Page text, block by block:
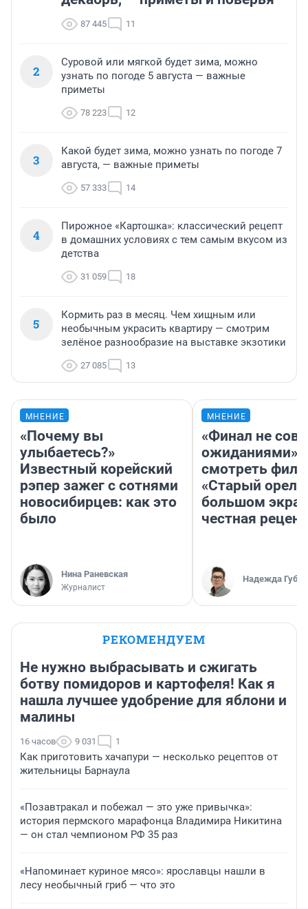
87 445 11
2
Суровой или мягкой будет зима, можно
узнать по погоде 5 августа — важные
приметы
78 223 12
3
Какой будет зима, можно узнать по погоде 7
августа, — важные приметы
57 333 14
4
Пирожное «Картошка»: классический рецепт
в домашних условиях с тем самым вкусом из
детства
31 059 18
5
Кормить раз в месяц. Чем хищным или
необычным украсить квартиру — смотрим
зелёное разнообразие на выставке экзотики
27 085 13
МНЕНИЕ
«Почему вы
улыбаетесь?»
Известный корейский
рэпер зажег с сотнями
новосибирцев: как это
было
Нина Раневская
Журналист
МНЕНИЕ
«Финал не
ожиданиями»:
смотреть
«Старый орел»
большом
честная
Надежда
РЕКОМЕНДУЕМ
Не нужно выбрасывать и сжигать
ботву помидоров и картофеля! Как я
нашла лучшее удобрение для яблони и
малины
16 часов 9 031 1
Как приготовить хачапури — несколько рецептов от
жительницы Барнаула
«Позавтракал и побежал — это уже привычка»:
история пермского марафонца Владимира Никитина
— он стал чемпионом РФ 35 раз
«Напоминает куриное мясо»: ярославцы нашли в
лесу необычный гриб — что это